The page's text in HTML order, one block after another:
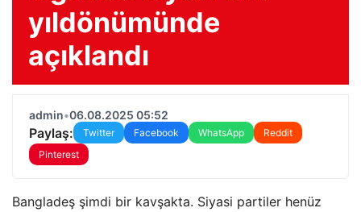
yıldönümünde
açıklandı
admin•06.08.2025 05:52
Paylaş: Twitter Facebook WhatsApp
Reddit
Pinterest
Bangladeş şimdi bir kavşakta. Siyasi partiler henüz